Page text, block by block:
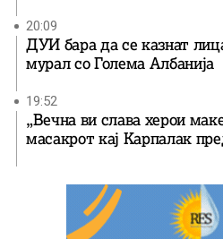
20:09
ДУИ бара да се казнат
мурал со Голема Албанија
19:52
„Вечна ви слава херои
масакрот кај Карпалак